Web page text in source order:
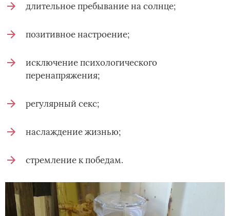
длительное пребывание на солнце;
позитивное настроение;
исключение психологического
перенапряжения;
регулярный секс;
наслаждение жизнью;
стремление к победам.